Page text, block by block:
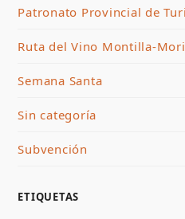
Patronato Provincial de
Ruta del Vino Montilla-
Semana Santa
Sin categoría
Subvención
ETIQUETAS